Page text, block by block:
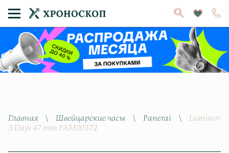
Главная \ Швейцарские часы \ Panerai \ Luminor
3 Days 47 mm PAM00372